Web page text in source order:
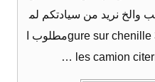
والخ نريد من سيادتكم لم
ن يهمه امري ابحث عن 2 gure sur chenille 350Tمطلوب ا